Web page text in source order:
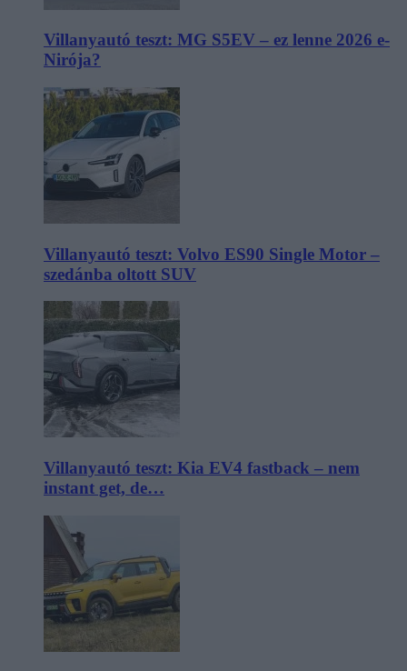
Villanyautó teszt: MG S5EV – ez lenne 2026 e-
Nirója?
Villanyautó teszt: Volvo ES90 Single Motor –
szedánba oltott SUV
Villanyautó teszt: Kia EV4 fastback – nem
instant get, de…